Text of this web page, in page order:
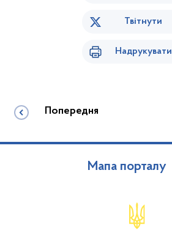
Твітнути
Надрукувати
Попередня
Мапа порталу